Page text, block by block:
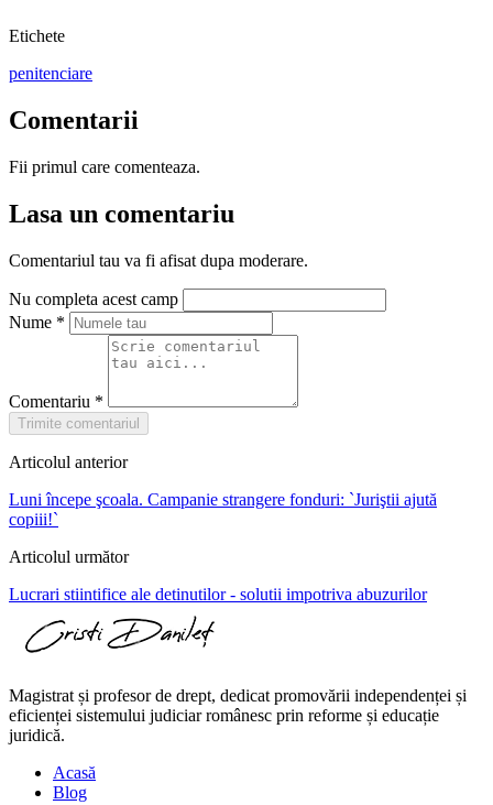
Etichete
penitenciare
Comentarii
Fii primul care comenteaza.
Lasa un comentariu
Comentariul tau va fi afisat dupa moderare.
Nu completa acest camp
Nume *
Comentariu *
Trimite comentariul
Articolul anterior
Luni începe şcoala. Campanie strangere fonduri: `Juriştii ajută
copiii!`
Articolul următor
Lucrari stiintifice ale detinutilor - solutii impotriva abuzurilor
Magistrat și profesor de drept, dedicat promovării independenței și
eficienței sistemului judiciar românesc prin reforme și educație
juridică.
Acasă
Blog